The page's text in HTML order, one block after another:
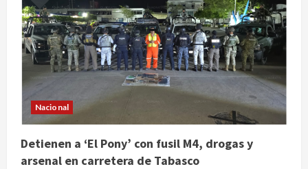
Nacional
Detienen a ‘El Pony’ con fusil M4, drogas y
arsenal en carretera de Tabasco